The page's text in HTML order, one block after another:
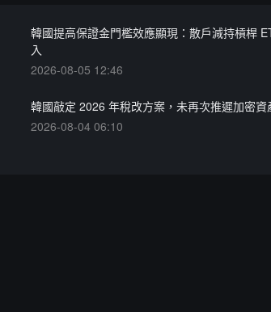
韓國提高保證金門檻效應顯現：散戶減持槓桿
入
2026-08-05 12:46
韓國敲定 2026 年稅改方案，未再次推遲加密資
2026-08-04 06:10